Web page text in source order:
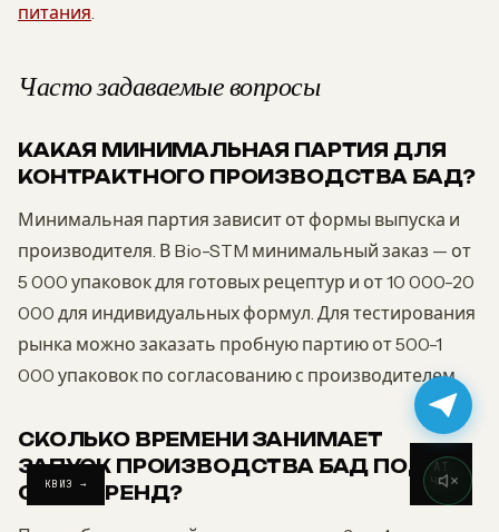
питания.
Часто задаваемые вопросы
КАКАЯ МИНИМАЛЬНАЯ ПАРТИЯ ДЛЯ
КОНТРАКТНОГО ПРОИЗВОДСТВА БАД?
Минимальная партия зависит от формы выпуска и
производителя. В Bio-STM минимальный заказ — от
5 000 упаковок для готовых рецептур и от 10 000-20
000 для индивидуальных формул. Для тестирования
рынка можно заказать пробную партию от 500-1
000 упаковок по согласованию с производителем.
СКОЛЬКО ВРЕМЕНИ ЗАНИМАЕТ
ЗАПУСК ПРОИЗВОДСТВА БАД ПОД
СВОЙ БРЕНД?
КВИЗ →
AI
ЧАТ